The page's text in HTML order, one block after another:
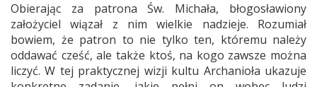
Obierając za patrona Św. Michała, błogosławiony
założyciel wiązał z nim wielkie nadzieje. Rozumiał
bowiem, że patron to nie tylko ten, któremu należy
oddawać cześć, ale także ktoś, na kogo zawsze można
liczyć. W tej praktycznej wizji kultu Archanioła ukazuje